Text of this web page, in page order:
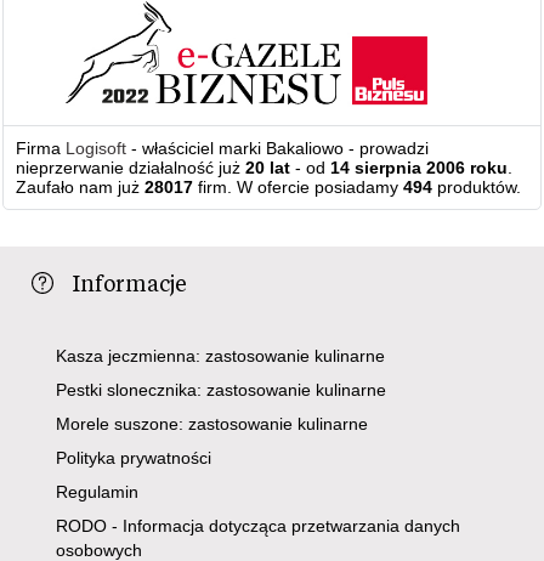
Firma Logisoft - właściciel marki Bakaliowo - prowadzi
nieprzerwanie działalność już20 lat - od 14 sierpnia 2006 roku
Zaufało nam już28017 firm. W ofercie posiadamy494 produktów.
Informacje
Kasza jeczmienna: zastosowanie kulinarne
Pestki slonecznika: zastosowanie kulinarne
Morele suszone: zastosowanie kulinarne
Polityka prywatności
Regulamin
RODO - Informacja dotycząca przetwarzania danych
osobowych